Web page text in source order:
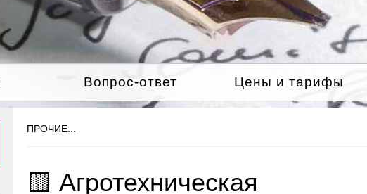
Вопрос-ответ Цены и тарифы
ПРОЧИЕ...
🟨 Агротехническая